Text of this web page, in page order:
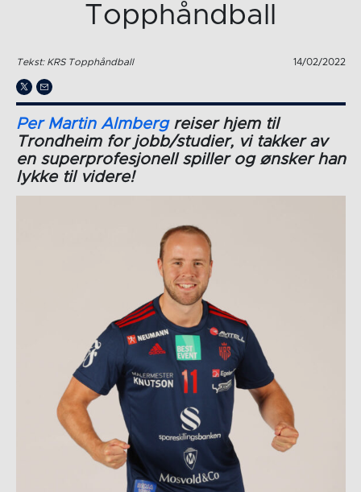
Topphåndball
Tekst: KRS Topphåndball 14/02/2022
Per Martin Almbergreiser hjem til
Trondheim for jobb/studier, vi takker av
en superprofesjonell spiller og ønsker han
lykke til videre!